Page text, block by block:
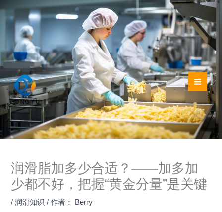
润滑脂加多少合适？——加多加
少都不好，把握“黄金分量”是关键
/润滑知识 / 作者： Berry